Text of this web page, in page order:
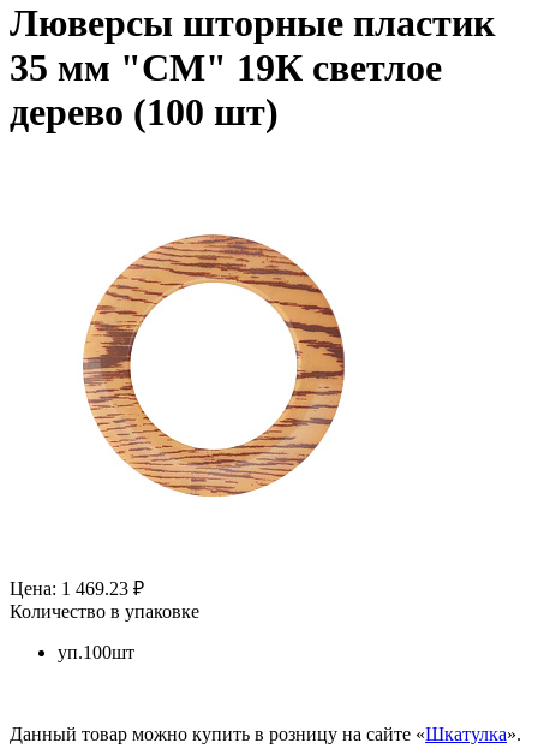
Люверсы шторные пластик
35 мм "СМ" 19К светлое
дерево (100 шт)
Цена: 1 469.23 ₽
Количество в упаковке
уп.100шт
Данный товар можно купить в розницу на сайте «Шкатулка».